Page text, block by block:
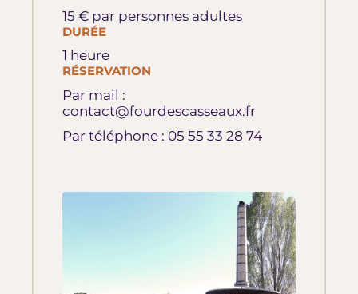
15 € par personnes adultes
DURÉE
1 heure
RÉSERVATION
Par mail :
contact@fourdescasseaux.fr
Par téléphone : 05 55 33 28 74